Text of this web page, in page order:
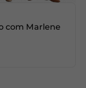
com Marlene